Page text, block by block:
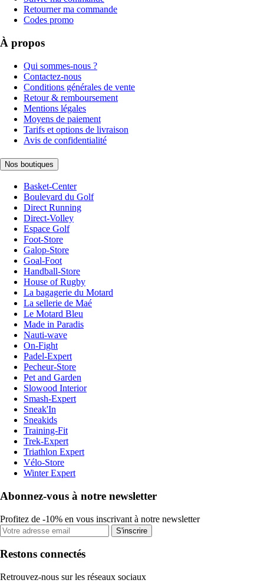
Retourner ma commande
Codes promo
À propos
Qui sommes-nous ?
Contactez-nous
Conditions générales de vente
Retour & remboursement
Mentions légales
Moyens de paiement
Tarifs et options de livraison
Avis de confidentialité
Nos boutiques
Basket-Center
Boulevard du Golf
Direct Running
Direct-Volley
Espace Golf
Foot-Store
Galop-Store
Goal-Foot
Handball-Store
House of Rugby
La bagagerie du Motard
La sellerie de Maé
Le Motard Bleu
Made in Paradis
Nauti-wave
On-Fight
Padel-Expert
Pecheur-Store
Pet and Garden
Slowood Interior
Smash-Expert
Sneak'In
Sneakids
Training-Fit
Trek-Expert
Triathlon Expert
Vélo-Store
Winter Expert
Abonnez-vous à notre newsletter
Profitez de -10% en vous inscrivant à notre newsletter
S'inscrire
Restons connectés
Retrouvez-nous sur les réseaux sociaux